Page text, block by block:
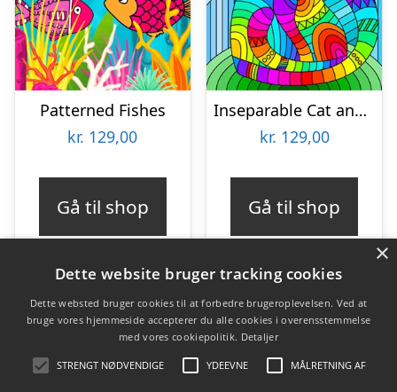
Patterned Fishes
kr. 129,00
Gå til shop
Inseparable Cat and Kitten
kr. 129,00
Gå til shop
Varekategorier
Produkter
×
Dette website bruger tracking cookies
Dette websted bruger cookies til at forbedre brugeroplevelsen. Ved at
bruge vores hjemmeside accepterer du alle cookies i overensstemmelse
med vores cookiepolitik. Detaljer
STRENGT NØDVENDIGE YDEEVNE MÅLRETNING AF